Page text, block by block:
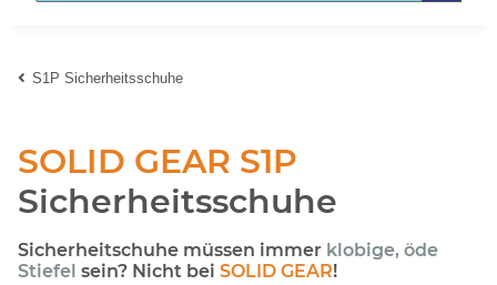
S1P Sicherheitsschuhe
SOLID GEAR S1P
Sicherheitsschuhe
Sicherheitschuhe müssen immer klobige, öde
Stiefel sein? Nicht bei SOLID GEAR!